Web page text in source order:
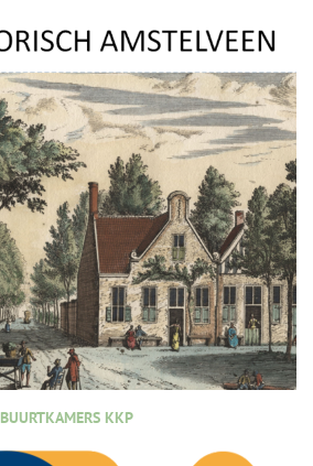
BUURTKAMERS KKP